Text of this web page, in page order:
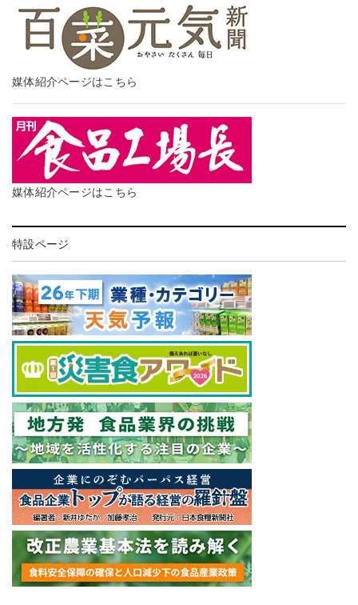
媒体紹介ページはこちら
媒体紹介ページはこちら
特設ページ